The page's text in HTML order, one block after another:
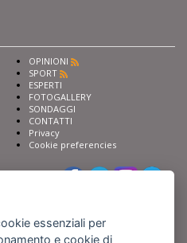
OPINIONI
SPORT
ESPERTI
FOTOGALLERY
SONDAGGI
CONTATTI
Privacy
Cookie preferencies
essenziali per
e cookie di